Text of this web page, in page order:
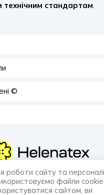
технічним стандартам.
©
вішаки, нитки. Власне
сайту та
файли cookie.
сайтом, ви